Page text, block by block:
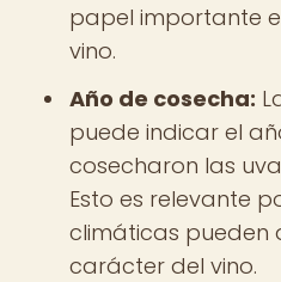
papel importante
vino.
Año de cosecha:
puede indicar el
cosecharon las
Esto es relevante
climáticas pueden
carácter del vino.